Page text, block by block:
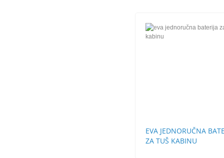
EVA JEDNORUČNA
ZA TUŠ KABINU